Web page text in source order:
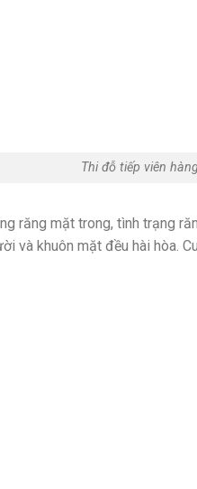
Thi đỗ tiếp viên
răng mặt trong, tình trạng
và khuôn mặt đều hài hòa.